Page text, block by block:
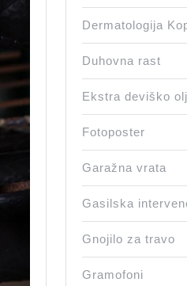
Dermatologija
Duhovna rast
Ekstra deviško
Fotoposter
Garažna vrata
Gasilska
Gnojilo za travo
Gramofoni